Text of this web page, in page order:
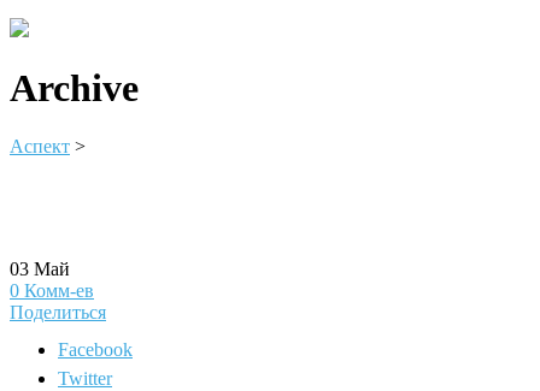
Archive
Аспект >
03 Май
0 Комм-ев
Поделиться
Facebook
Twitter